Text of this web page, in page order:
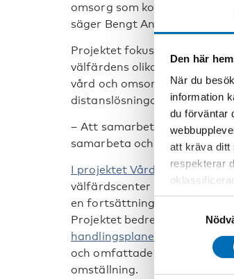
Den här
När du
information
du förväntar
att kräva ditt
respekterar
inställningar
vi erbjuder.
Samtyckesval
omsorg som kommunerna
säger Bengt Andersson.
Projektet fokuserar i större
välfärdens olika
vård och omsorg för
distanslösningar.
– Att samarbeta kan vara
samarbeta och sätta
I projektet Vård och omsorg
välfärdscenter med
en fortsättning på det
Projektet bedrevs inom
handlingsplanen för
och omfattade bland annat
omställning.